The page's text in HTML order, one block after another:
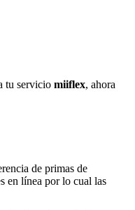
tu servicio miiflex, ahora
de primas de
en línea por lo cual las